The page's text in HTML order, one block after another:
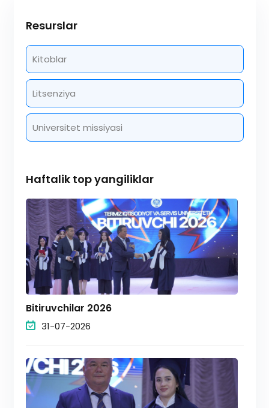
Resurslar
Kitoblar
Litsenziya
Universitet missiyasi
Haftalik top yangiliklar
Bitiruvchilar 2026
31-07-2026